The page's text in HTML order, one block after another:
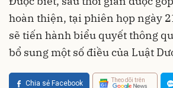
hoàn thiện, tại phiên họp ngày
sẽ tiến hành biểu quyết thông
bổ sung một số điều của Luật
Chia sẻ Facebook Theo dõi trên